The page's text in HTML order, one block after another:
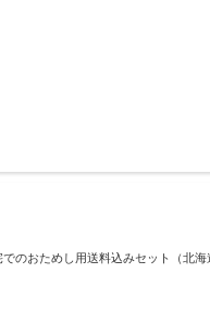
のおためし用送料込みセット（北海